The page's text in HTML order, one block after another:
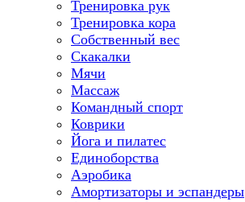
Тренировка рук
Тренировка кора
Собственный вес
Скакалки
Мячи
Массаж
Командный спорт
Коврики
Йога и пилатес
Единоборства
Аэробика
Амортизаторы и эспандеры